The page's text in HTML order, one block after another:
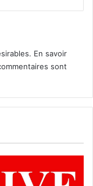
En savoir
sont